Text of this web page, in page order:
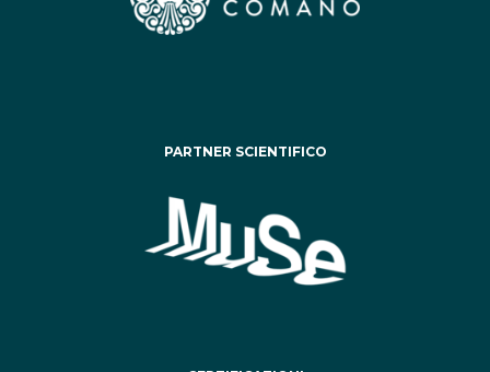
PARTNER SCIENTIFICO